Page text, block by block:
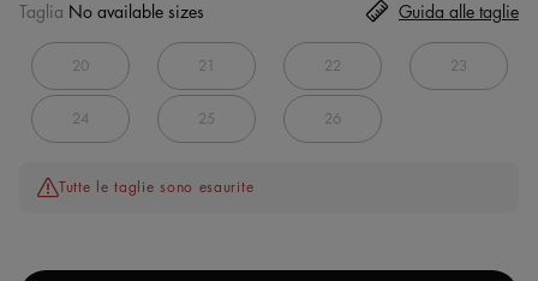
Taglia No available sizes
20 21 22 23
24 25 26
Tutte le taglie sono esaurite
Guida alle taglie